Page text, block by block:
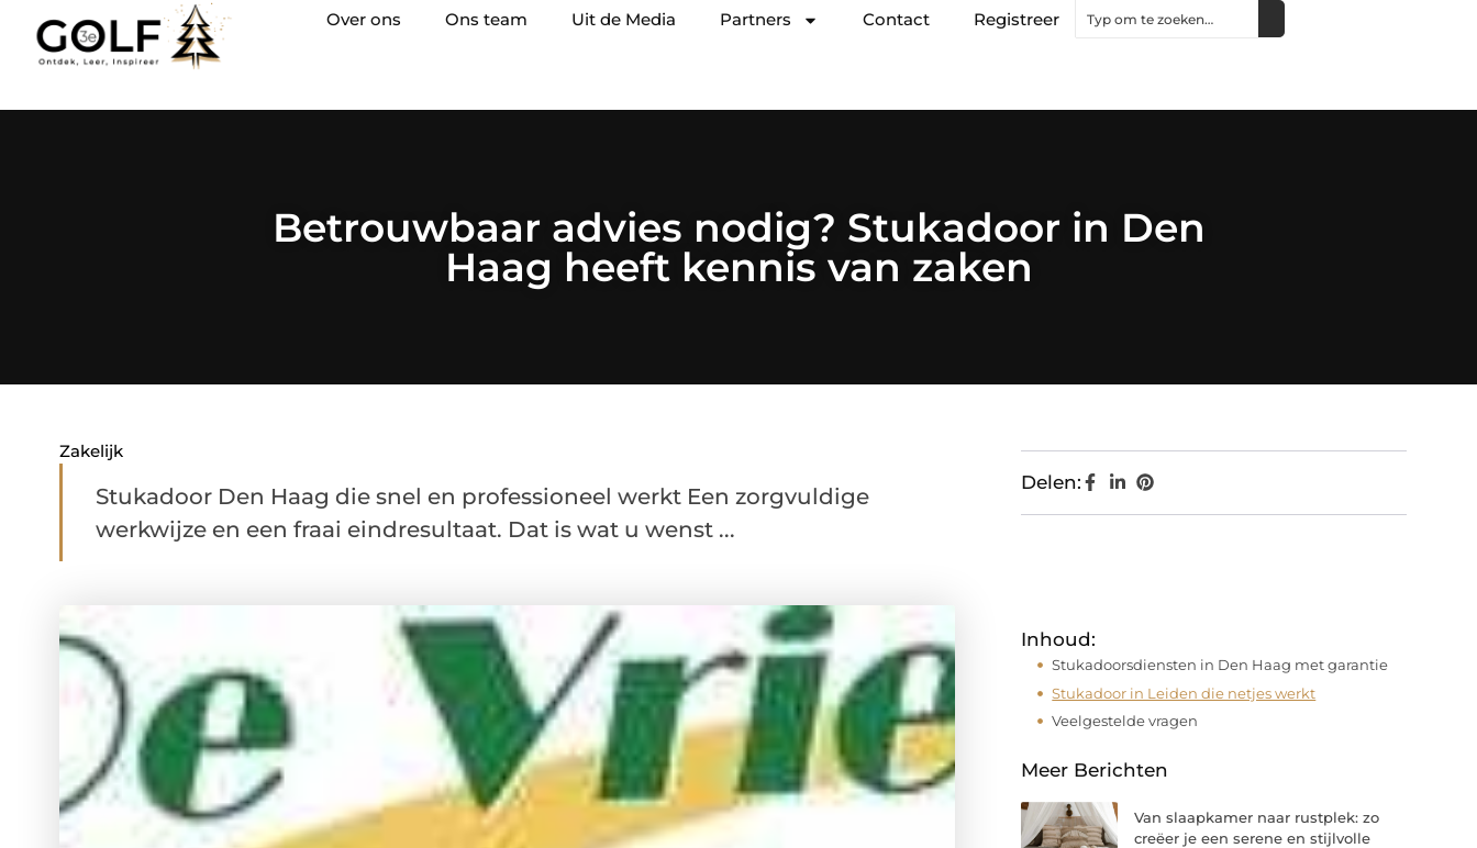
Over ons Ons team Uit de Media Partners Contact Registreer
Betrouwbaar advies nodig? Stukadoor in Den
Haag heeft kennis van zaken
Zakelijk
Stukadoor Den Haag die snel en professioneel werkt Een zorgvuldige
werkwijze en een fraai eindresultaat. Dat is wat u wenst ...
Delen:
Inhoud:
Stukadoorsdiensten in Den Haag met garantie
Stukadoor in Leiden die netjes werkt
Veelgestelde vragen
Meer Berichten
Van slaapkamer naar rustplek: zo
creëer je een serene en stijlvolle